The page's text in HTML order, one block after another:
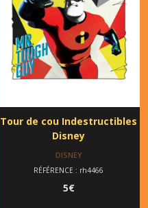
Tour de cou Indestructibles
Disney
DISNEY
RÉFÉRENCE : rh4466
5€